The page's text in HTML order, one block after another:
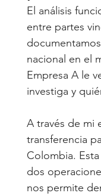
El análisis
entre partes
nacional en el
Empresa A le
investiga y
A través de mi
transferencia
Colombia.
dos
nos permite